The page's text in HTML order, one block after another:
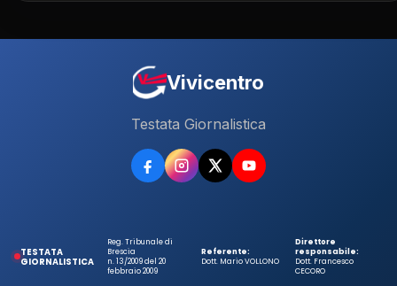
Vivicentro
Testata Giornalistica
TESTATA
GIORNALISTICA
Reg. Tribunale di
Brescia
n. 13/2009 del 20
febbraio 2009
Referente:
Dott. Mario VOLLONO
Direttore
responsabile:
Dott. Francesco
CECORO